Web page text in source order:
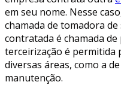
em seu nome. Nesse
chamada de tomadora
contratada é chamada
terceirização é permitida
diversas áreas, como a
manutenção.